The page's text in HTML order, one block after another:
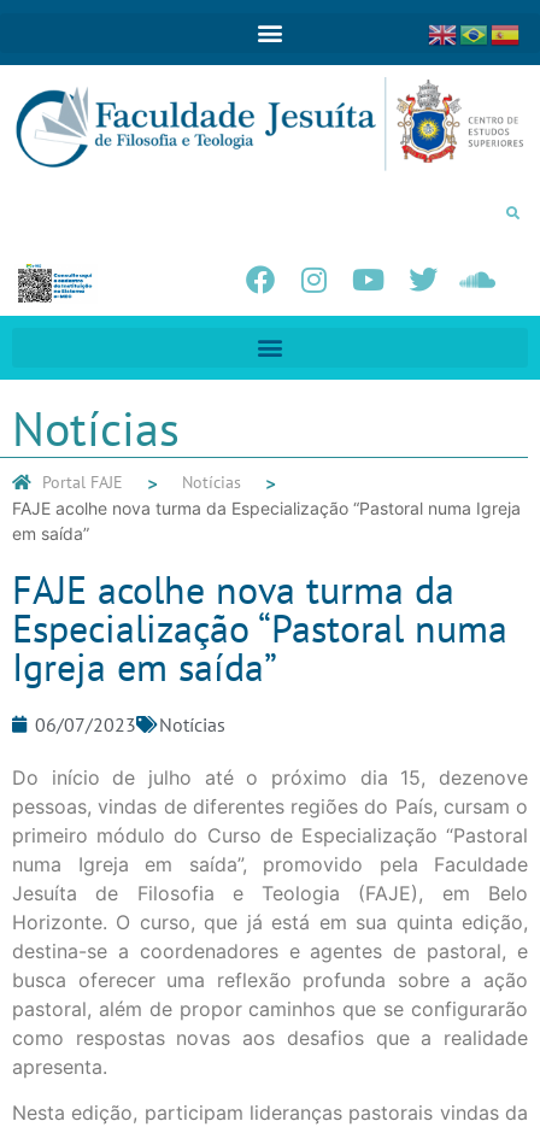
Notícias
Portal FAJE Notícias
FAJE acolhe nova turma da Especialização “Pastoral numa Igreja
em saída”
FAJE acolhe nova turma da
Especialização “Pastoral numa
Igreja em saída”
06/07/2023 Notícias
Do início de julho até o próximo dia 15, dezenove
pessoas, vindas de diferentes regiões do País, cursam o
primeiro módulo do Curso de Especialização “Pastoral
numa Igreja em saída”, promovido pela Faculdade
Jesuíta de Filosofia e Teologia (FAJE), em Belo
Horizonte. O curso, que já está em sua quinta edição,
destina-se a coordenadores e agentes de pastoral, e
busca oferecer uma reflexão profunda sobre a ação
pastoral, além de propor caminhos que se configurarão
como respostas novas aos desafios que a realidade
apresenta.
Nesta edição, participam lideranças pastorais vindas da